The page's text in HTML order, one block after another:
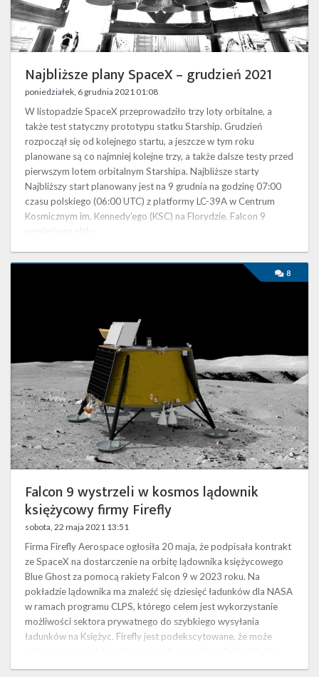
Kalendarze
Najbliższe plany SpaceX – grudzień 2021
poniedziałek, 6 grudnia 2021 01:08
W listopadzie SpaceX przeprowadziło trzy loty orbitalne, a
także test statyczny prototypu statku Starship. Grudzień
rozpoczął się od kolejnego startu, a jeszcze w tym roku
planowane są co najmniej kolejne trzy, a także dalsze testy przed
pierwszym lotem orbitalnym Starshipa. Najbliższe starty
Najbliższy start planowany jest na 9 grudnia na godzinę 07:00
czasu polskiego (06:00 UTC) z platformy LC-39A w Centrum
Kosmicznym im. Kennedy’ego (KSC) na Florydzie. Falcon 9
wyniesie na niską …
firmy
Firefly
8
Falcon 9 wystrzeli w kosmos lądownik
księżycowy firmy Firefly
sobota, 22 maja 2021 13:51
Firma Firefly Aerospace ogłosiła 20 maja, że podpisała kontrakt
ze SpaceX na dostarczenie na orbitę lądownika księżycowego
Blue Ghost za pomocą rakiety Falcon 9 w 2023 roku. Na
pokładzie lądownika ma znaleźć się dziesięć ładunków dla NASA
w ramach programu CLPS, którego celem jest wykorzystanie
możliwości sektora prywatnego do szybkiego wysyłania
ładunków na Księżyc. Firefly jest podekscytowane, że może